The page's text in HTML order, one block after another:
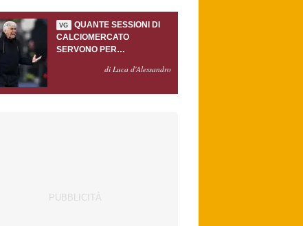
VG
QUANTE SESSIONI DI
CALCIOMERCATO
SERVONO PER
GASPERINI?di Luca d'Alessandro